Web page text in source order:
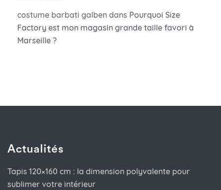
costume barbati galben dans Pourquoi Size
Factory est mon magasin grande taille favori à
Marseille ?
Actualités
Tapis 120×160 cm : la dimension polyvalente pour
sublimer votre intérieur